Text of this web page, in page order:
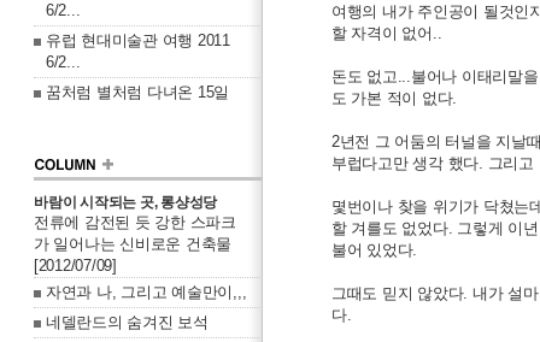
6/2...
유럽 현대미술관 여행 2011
6/2...
꿈처럼 별처럼 다녀온 15일
바람이 시작되는 곳, 롱샹성당
전류에 감전된 듯 강한 스파크
가 일어나는 신비로운 건축물
[2012/07/09]
자연과 나, 그리고 예술만이,,,
네델란드의 숨겨진 보석
여행의 내가 주인공이 될것인
할 자격이 없어..
돈도 없고...불어나 이태리말
도 가본 적이 없다.
2년전 그 어둠의 터널을 지날
부럽다고만 생각 했다. 그리
몇번이나 찾을 위기가 닥쳤는
할 겨를도 없었다. 그렇게 이
불어 있었다.
그때도 믿지 않았다. 내가 설
다.